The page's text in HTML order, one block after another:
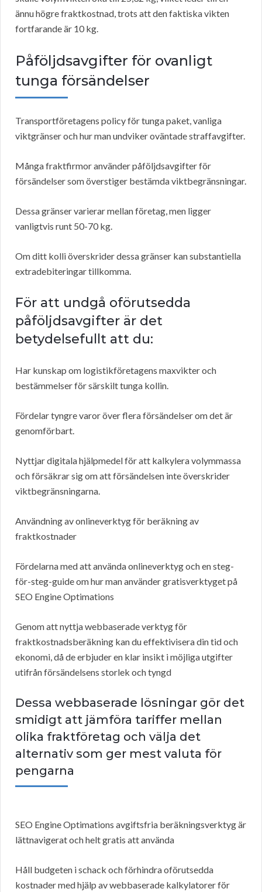
ännu högre fraktkostnad, trots att den faktiska vikten
fortfarande är 10 kg.
Påföljdsavgifter för ovanligt
tunga försändelser
Transportföretagens policy för tunga paket, vanliga
viktgränser och hur man undviker oväntade straffavgifter.
Många fraktfirmor använder påföljdsavgifter för
försändelser som överstiger bestämda viktbegränsningar.
Dessa gränser varierar mellan företag, men ligger
vanligtvis runt 50-70 kg.
Om ditt kolli överskrider dessa gränser kan substantiella
extradebiteringar tillkomma.
För att undgå oförutsedda
påföljdsavgifter är det
betydelsefullt att du:
Har kunskap om logistikföretagens maxvikter och
bestämmelser för särskilt tunga kollin.
Fördelar tyngre varor över flera försändelser om det är
genomförbart.
Nyttjar digitala hjälpmedel för att kalkylera volymmassa
och försäkrar sig om att försändelsen inte överskrider
viktbegränsningarna.
Användning av onlineverktyg för beräkning av
fraktkostnader
Fördelarna med att använda onlineverktyg och en steg-
för-steg-guide om hur man använder gratisverktyget på
SEO Engine Optimations
Genom att nyttja webbaserade verktyg för
fraktkostnadsberäkning kan du effektivisera din tid och
ekonomi, då de erbjuder en klar insikt i möjliga utgifter
utifrån försändelsens storlek och tyngd
Dessa webbaserade lösningar gör det
smidigt att jämföra tariffer mellan
olika fraktföretag och välja det
alternativ som ger mest valuta för
pengarna
SEO Engine Optimations avgiftsfria beräkningsverktyg är
lättnavigerat och helt gratis att använda
Håll budgeten i schack och förhindra oförutsedda
kostnader med hjälp av webbaserade kalkylatorer för